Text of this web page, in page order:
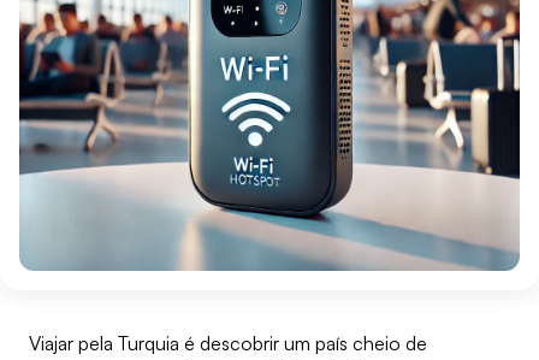
Viajar pela Turquia é descobrir um país cheio de